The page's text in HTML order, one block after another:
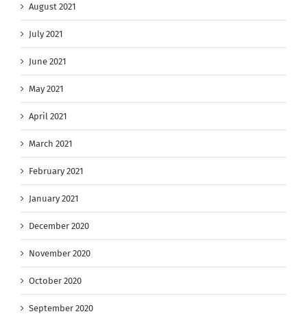
August 2021
July 2021
June 2021
May 2021
April 2021
March 2021
February 2021
January 2021
December 2020
November 2020
October 2020
September 2020